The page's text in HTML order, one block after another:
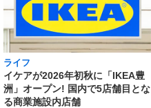
ライフ
イケアが2026年初秋に「IKEA豊
洲」オープン! 国内で5店舗目とな
る商業施設内店舗